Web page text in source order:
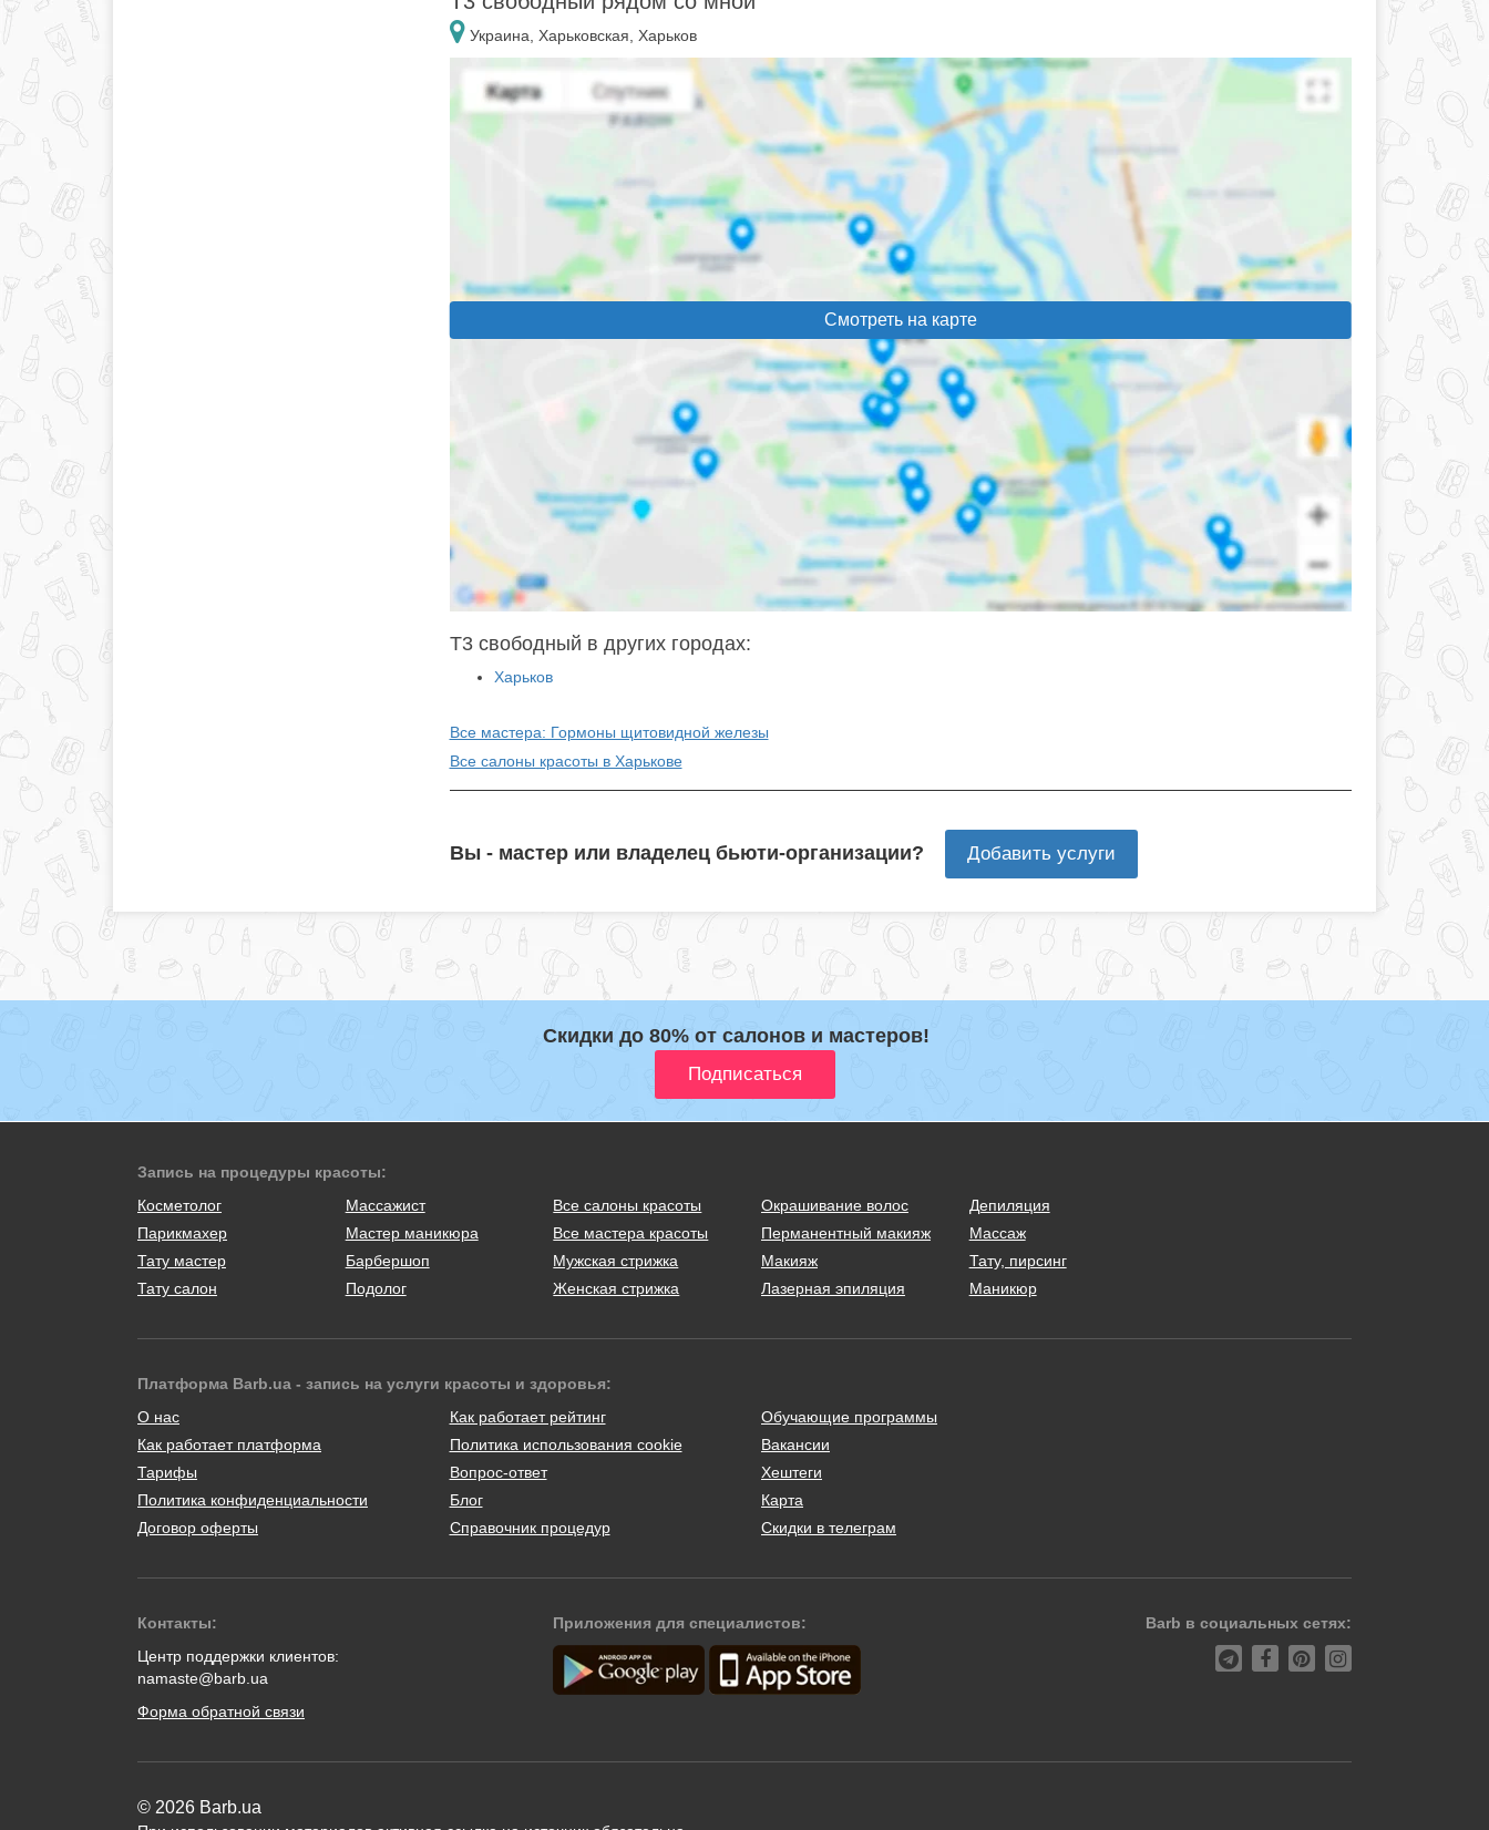
Украина, Харьковская, Харьков
Смотреть на карте
Т3 свободный в других городах:
Харьков
Все мастера: Гормоны щитовидной железы
Все салоны красоты в Харькове
Вы - мастер или владелец бьюти-организации? Добавить услуги
Скидки до 80% от салонов и мастеров!
Запись на процедуры красоты:
Косметолог
Массажист
Парикмахер
Мастер маникюра
Тату мастер
Барбершоп
Тату салон
Подолог
Все салоны красоты
Все мастера красоты
Мужская стрижка
Женская стрижка
Окрашивание волос
Перманентный макияж
Макияж
Лазерная эпиляция
Депиляция
Массаж
Тату, пирсинг
Маникюр
Платформа Barb.ua - запись на услуги красоты и здоровья:
О нас
Как работает платформа
Тарифы
Политика конфиденциальности
Договор оферты
Как работает рейтинг
Политика использования cookie
Вопрос-ответ
Блог
Справочник процедур
Обучающие программы
Вакансии
Хештеги
Карта
Скидки в телеграм
Контакты:
Центр поддержки клиентов:
namaste@barb.ua
Форма обратной связи
Приложения для специалистов: Barb в социальных сетях:
© 2026 Barb.ua